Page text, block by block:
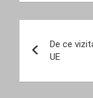
în
articole
De ce
UE